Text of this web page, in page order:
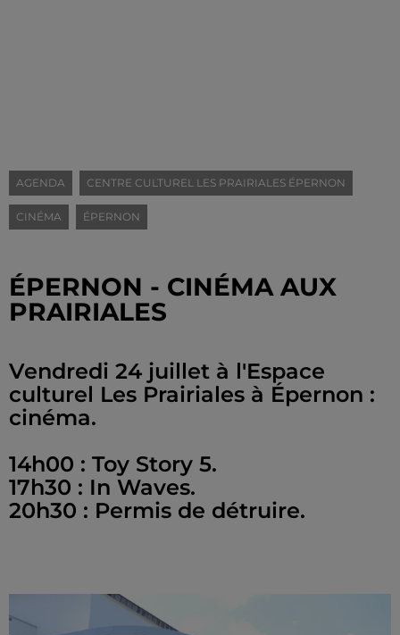
AGENDA CENTRE CULTUREL LES PRAIRIALES ÉPERNON
CINÉMA ÉPERNON
ÉPERNON - CINÉMA AUX
PRAIRIALES
Vendredi 24 juillet à l'Espace
culturel Les Prairiales à Épernon :
cinéma.
14h00 : Toy Story 5.
17h30 : In Waves.
20h30 : Permis de détruire.